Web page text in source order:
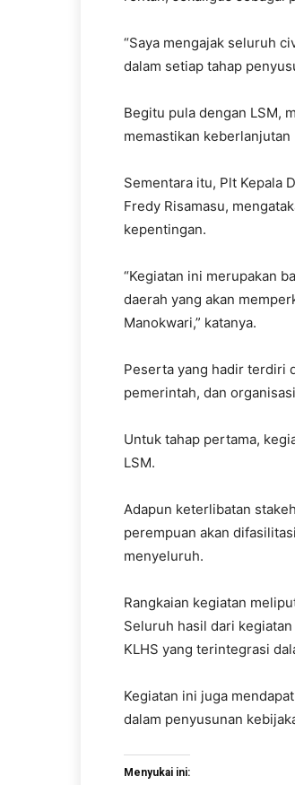
“Saya mengajak seluruh
dalam setiap tahap
Begitu pula dengan LSM,
memastikan keberlanjutan
Sementara itu, Plt Kepala
Fredy Risamasu,
kepentingan.
“Kegiatan ini merupakan
daerah yang akan
Manokwari,” katanya.
Peserta yang hadir terdiri
pemerintah, dan
Untuk tahap pertama,
LSM.
Adapun keterlibatan
perempuan akan
menyeluruh.
Rangkaian kegiatan
Seluruh hasil dari
KLHS yang terintegrasi
Kegiatan ini juga
dalam penyusunan
Menyukai ini: